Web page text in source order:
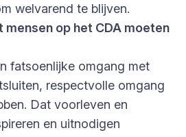
welvarend te blijven.
mensen op het CDA moeten
fatsoenlijke omgang met
respectvolle omgang
Dat voorleven en
en uitnodigen